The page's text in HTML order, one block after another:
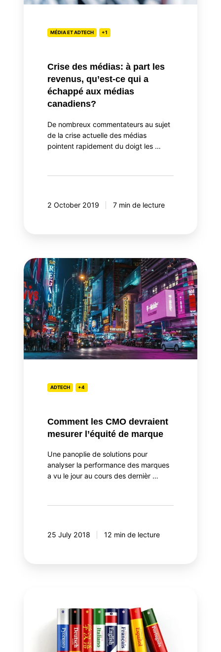
qui
échappé
canadiens?
MÉDIA ET ADTECH +1
Crise des médias: à part les
revenus, qu’est-ce qui a
échappé aux médias
canadiens?
De nombreux commentateurs au sujet
de la crise actuelle des médias
pointent rapidement du doigt les …
2 October 2019 7 min de lecture
Comment
les
CMO
devraient
mesurer
l’équité
de
marque
ADTECH +4
Comment les CMO devraient
mesurer l’équité de marque
Une panoplie de solutions pour
analyser la performance des marques
a vu le jour au cours des dernièr …
25 July 2018 12 min de lecture
linguistique